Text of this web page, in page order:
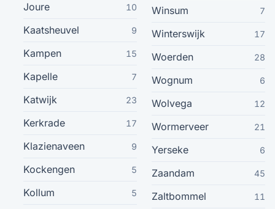
Raalte
Rijnsburg
Wageningen
Hoogvliet Rotterdam
Beek
Joure 10
Kaatsheuvel 9
Kampen 15
Kapelle 7
Katwijk 23
Kerkrade 17
Klazienaveen 9
Kockengen 5
Kollum 5
Winsum 7
Winterswijk 17
Woerden 28
Wognum 6
Wolvega 12
Wormerveer 21
Yerseke 6
Zaandam 45
Zaltbommel 11